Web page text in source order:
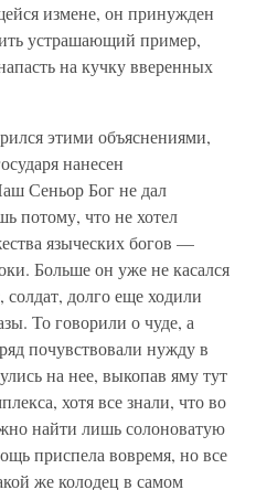
измене, он принужден
устрашающий пример,
на кучку вверенных
этими объяснениями,
нанесен
Сеньор Бог не дал
потому, что не хотел
языческих богов —
Больше он уже не касался
солдат, долго еще ходили
То говорили о чуде, а
почувствовали нужду в
на нее, выкопав яму тут
хотя все знали, что во
найти лишь солоноватую
приспела вовремя, но все
же колодец в самом